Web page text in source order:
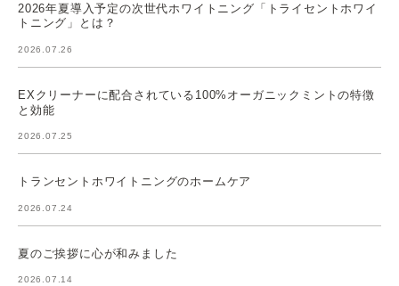
2026年夏導入予定の次世代ホワイトニング「トライセントホワイ
トニング」とは？
2026.07.26
EXクリーナーに配合されている100%オーガニックミントの特徴
と効能
2026.07.25
トランセントホワイトニングのホームケア
2026.07.24
夏のご挨拶に心が和みました
2026.07.14